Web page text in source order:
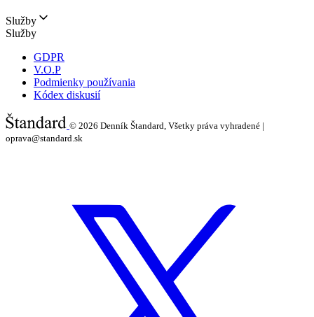
Služby
Služby
GDPR
V.O.P
Podmienky používania
Kódex diskusií
© 2026 Denník Štandard, Všetky práva vyhradené |
oprava@standard.sk